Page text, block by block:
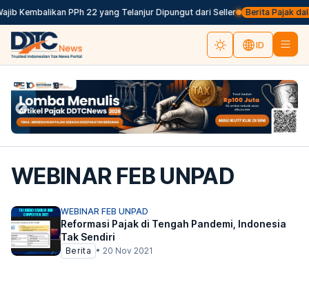
Kembalikan PPh 22 yang Telanjur Dipungut dari Seller Berita Pajak
ID
WEBINAR FEB UNPAD
WEBINAR FEB UNPAD
Reformasi Pajak di Tengah Pandemi, Indonesia
Tak Sendiri
Berita • 20 Nov 2021